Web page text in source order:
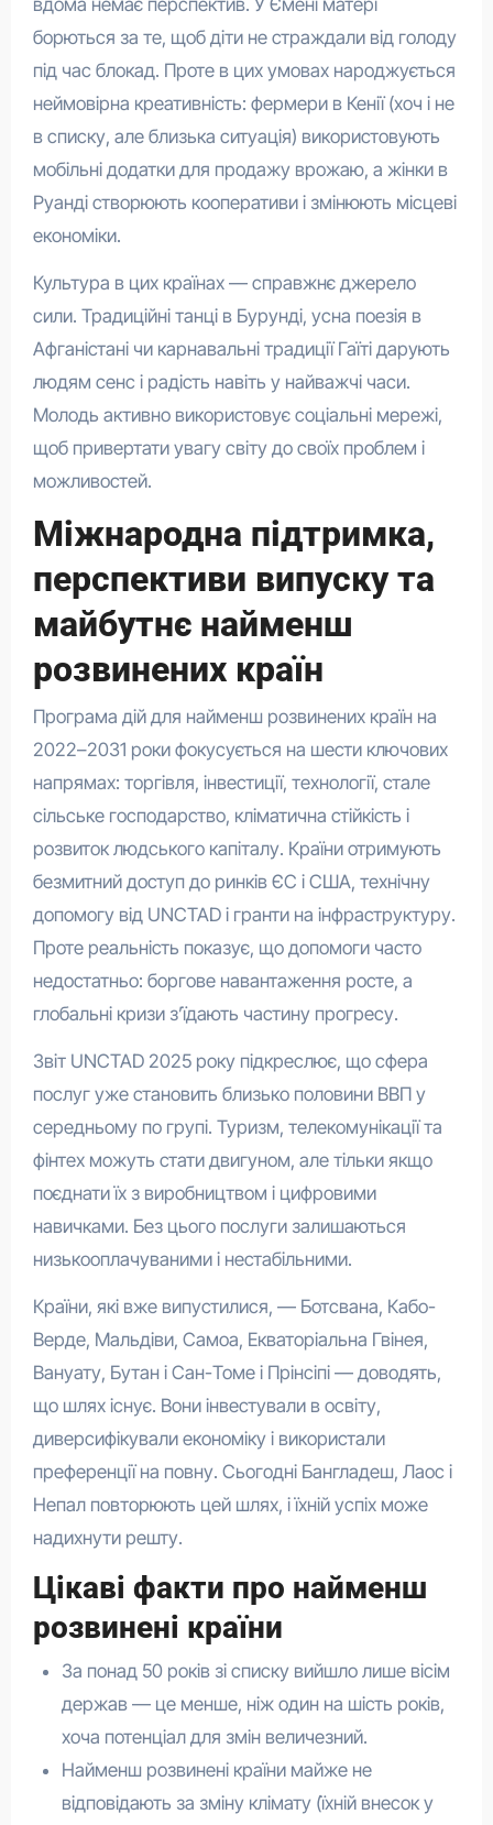
вдома немає перспектив. У Ємені матері
борються за те, щоб діти не страждали від голоду
під час блокад. Проте в цих умовах народжується
неймовірна креативність: фермери в Кенії (хоч і не
в списку, але близька ситуація) використовують
мобільні додатки для продажу врожаю, а жінки в
Руанді створюють кооперативи і змінюють місцеві
економіки.
Культура в цих країнах — справжнє джерело
сили. Традиційні танці в Бурунді, усна поезія в
Афганістані чи карнавальні традиції Гаїті дарують
людям сенс і радість навіть у найважчі часи.
Молодь активно використовує соціальні мережі,
щоб привертати увагу світу до своїх проблем і
можливостей.
Міжнародна підтримка,
перспективи випуску та
майбутнє найменш
розвинених країн
Програма дій для найменш розвинених країн на
2022–2031 роки фокусується на шести ключових
напрямах: торгівля, інвестиції, технології, стале
сільське господарство, кліматична стійкість і
розвиток людського капіталу. Країни отримують
безмитний доступ до ринків ЄС і США, технічну
допомогу від UNCTAD і гранти на інфраструктуру.
Проте реальність показує, що допомоги часто
недостатньо: боргове навантаження росте, а
глобальні кризи з’їдають частину прогресу.
Звіт UNCTAD 2025 року підкреслює, що сфера
послуг уже становить близько половини ВВП у
середньому по групі. Туризм, телекомунікації та
фінтех можуть стати двигуном, але тільки якщо
поєднати їх з виробництвом і цифровими
навичками. Без цього послуги залишаються
низькооплачуваними і нестабільними.
Країни, які вже випустилися, — Ботсвана, Кабо-
Верде, Мальдіви, Самоа, Екваторіальна Гвінея,
Вануату, Бутан і Сан-Томе і Прінсіпі — доводять,
що шлях існує. Вони інвестували в освіту,
диверсифікували економіку і використали
преференції на повну. Сьогодні Бангладеш, Лаос і
Непал повторюють цей шлях, і їхній успіх може
надихнути решту.
Цікаві факти про найменш
розвинені країни
За понад 50 років зі списку вийшло лише вісім
держав — це менше, ніж один на шість років,
хоча потенціал для змін величезний.
Найменш розвинені країни майже не
відповідають за зміну клімату (їхній внесок у